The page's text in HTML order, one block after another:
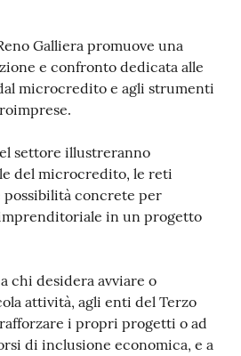
Galliera promuove una
e confronto dedicata alle
microcredito e agli strumenti
settore illustreranno
del microcredito, le reti
concrete per
in un progetto
chi desidera avviare o
attività, agli enti del Terzo
i propri progetti o ad
di inclusione economica, e a